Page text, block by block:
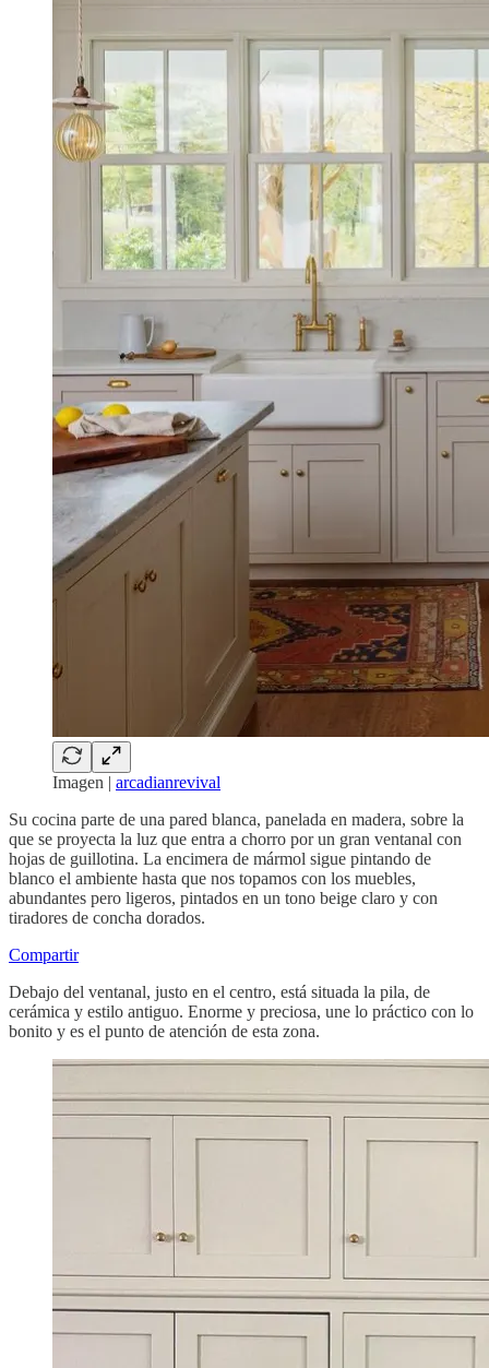
Imagen | arcadianrevival
Su cocina parte de una pared blanca, panelada en madera, sobre la
que se proyecta la luz que entra a chorro por un gran ventanal con
hojas de guillotina. La encimera de mármol sigue pintando de
blanco el ambiente hasta que nos topamos con los muebles,
abundantes pero ligeros, pintados en un tono beige claro y con
tiradores de concha dorados.
Compartir
Debajo del ventanal, justo en el centro, está situada la pila, de
cerámica y estilo antiguo. Enorme y preciosa, une lo práctico con lo
bonito y es el punto de atención de esta zona.